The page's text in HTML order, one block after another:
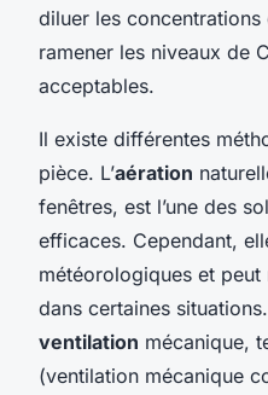
diluer les concentrations
ramener les niveaux de
acceptables.
Il existe différentes
pièce. L’aération
fenêtres, est l’une des
efficaces. Cependant,
météorologiques et
dans certaines
ventilation mécanique,
(ventilation mécanique